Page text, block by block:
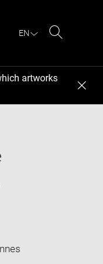
EN
artworks